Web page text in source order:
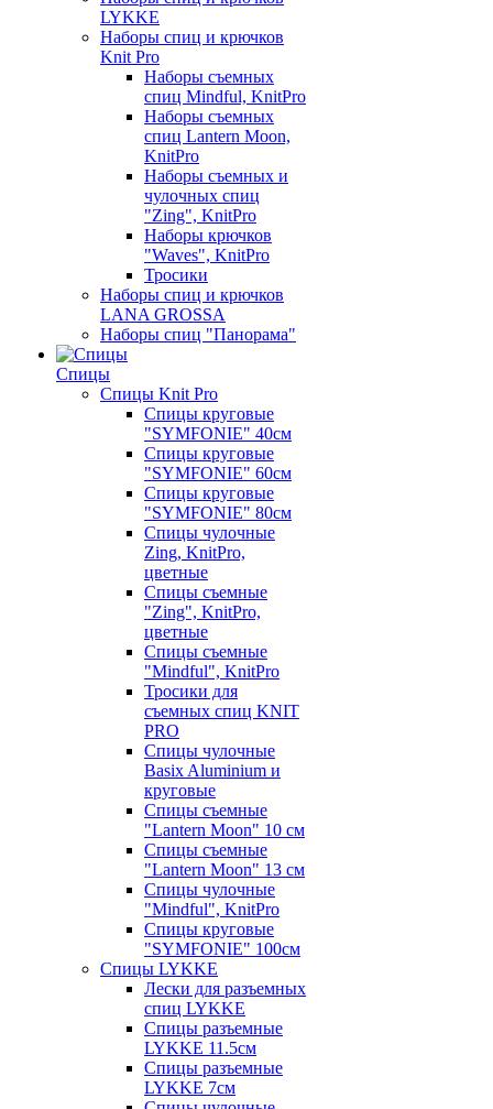
LYKKE
Наборы спиц и крючков
Knit Pro
Наборы съемных
спиц Mindful, KnitPro
Наборы съемных
спиц Lantern Moon,
KnitPro
Наборы съемных и
чулочных спиц
"Zing", KnitPro
Наборы крючков
"Waves", KnitPro
Тросики
Наборы спиц и крючков
LANA GROSSA
Наборы спиц "Панорама"
Спицы
Спицы Knit Pro
Спицы круговые
"SYMFONIE" 40см
Спицы круговые
"SYMFONIE" 60см
Спицы круговые
"SYMFONIE" 80см
Спицы чулочные
Zing, KnitPro,
цветные
Спицы съемные
"Zing", KnitPro,
цветные
Спицы съемные
"Mindful", KnitPro
Тросики для
съемных спиц KNIT
PRO
Спицы чулочные
Basix Aluminium и
круговые
Спицы съемные
"Lantern Moon" 10 см
Спицы съемные
"Lantern Moon" 13 см
Спицы чулочные
"Mindful", KnitPro
Спицы круговые
"SYMFONIE" 100см
Спицы LYKKE
Лески для разъемных
спиц LYKKE
Спицы разъемные
LYKKE 11.5см
Спицы разъемные
LYKKE 7см